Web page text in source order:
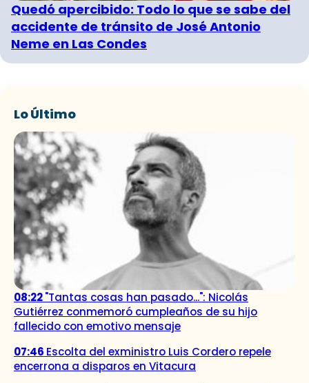
Quedó apercibido: Todo lo que se sabe del
accidente de tránsito de José Antonio
Neme en Las Condes
Lo Último
08:22"Tantas cosas han pasado...": Nicolás
Gutiérrez conmemoró cumpleaños de su hijo
fallecido con emotivo mensaje
07:46 Escolta del exministro Luis Cordero repele
encerrona a disparos en Vitacura